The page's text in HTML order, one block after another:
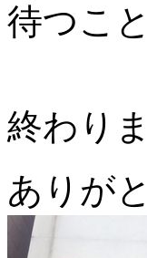
待つこ
終わり
ありが